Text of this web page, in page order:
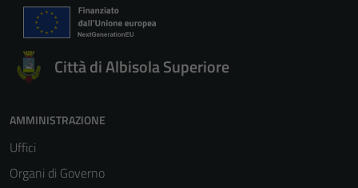
Città di Albisola Superiore
AMMINISTRAZIONE
Uffici
Organi di Governo